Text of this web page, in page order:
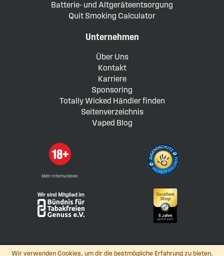
Wir verwenden Cookies, um dir die bestmögliche Erfahrung zu bieten.
Batterie- und Altgeräteentsorgung
Quit Smoking Calculator
Unternehmen
Über Uns
Kontakt
Karriere
Sponsoring
Totally Wicked Händler finden
Seitenverzeichnis
Vaped Blog
Mehr Informationen